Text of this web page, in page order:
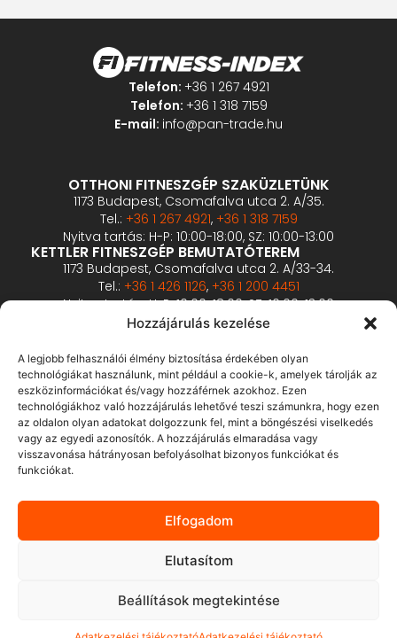
Hozzájárulás kezelése
A legjobb felhasználói élmény biztosítása érdekében olyan
technológiákat használunk, mint például a cookie-k, amelyek tárolják az
eszközinformációkat és/vagy hozzáférnek azokhoz. Ezen
technológiákhoz való hozzájárulás lehetővé teszi számunkra, hogy ezen
az oldalon olyan adatokat dolgozzunk fel, mint a böngészési viselkedés
vagy az egyedi azonosítók. A hozzájárulás elmaradása vagy
visszavonása hátrányosan befolyásolhat bizonyos funkciókat és
funkciókat.
Elfogadom
Elutasítom
Beállítások megtekintése
Telefon: +36 1 267 4921
Telefon: +36 1 318 7159
E-mail: info@pan-trade.hu
OTTHONI FITNESZGÉP SZAKÜZLETÜNK
1173 Budapest, Csomafalva utca 2. A/35.
Tel.: +36 1 267 4921, +36 1 318 7159
Nyitva tartás: H-P: 10:00-18:00, SZ: 10:00-13:00
KETTLER FITNESZGÉP BEMUTATÓTEREM
1173 Budapest, Csomafalva utca 2. A/33-34.
Tel.: +36 1 426 1126, +36 1 200 4451
Nyitva tartás: H-P: 10:00-18:00, SZ: 10:00-13:00
PROFESSZIONÁLIS FITNESZGÉP BEMUTATÓTEREM
2360 Gyál, Vállalkozó u. 12.
Tel.: +36 1 900 0657
Nyitva tartás: előzetes bejelentkezés alapján
ÁSZF
Adatvédelmi tájékoztató
Fizetés és szállítás
GY.I.K.